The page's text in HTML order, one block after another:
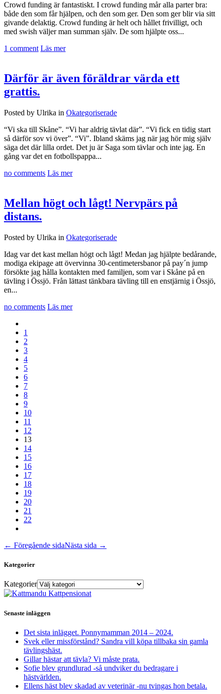
Crowd funding är fantastiskt. I crowd funding mår alla parter bra:
både den som får hjälpen, och den som ger. Den som ger blir via sitt
givande delaktig. Crowd funding är helt och hållet frivilligt, och
med swish väljer man summan själv. De som hjälpte oss...
1 comment Läs mer
Därför är även föräldrar värda ett
grattis.
Posted by Ulrika in Okategoriserade
“Vi ska till Skåne”. “Vi har aldrig tävlat där”. “Vi fick en tidig start
så därför sov vi över”. “Vi”. Ibland skäms jag när jag hör mig själv
säga det där lilla ordet. Det ju är Saga som tävlar och inte jag. En
gång var det en fotbollspappa...
no comments Läs mer
Mellan högt och lågt! Nervpärs på
distans.
Posted by Ulrika in Okategoriserade
Idag var det kast mellan högt och lågt! Medan jag hjälpte bedårande,
modiga ekipage att övervinna 30-centimetersbanor på pay´n jump
försökte jag hålla kontakten med familjen, som var i Skåne på en
tävling i Össjö. Från lättast tänkbara tävling till en enstjärnig i Össjö,
en...
no comments Läs mer
1
2
3
4
5
6
7
8
9
10
11
12
13
14
15
16
17
18
19
20
21
22
← Föregående sidaNästa sida →
Kategorier
Kategorier
Senaste inläggen
Det sista inlägget. Ponnymamman 2014 – 2024.
Svek eller missförstånd? Sandra vill köpa tillbaka sin gamla
tävlingshäst.
Gillar hästar att tävla? Vi måste prata.
Sofie blev grundlurad -så undviker du bedragare i
hästvärlden.
Ellens häst blev skadad av veterinär -nu tvingas hon betala.